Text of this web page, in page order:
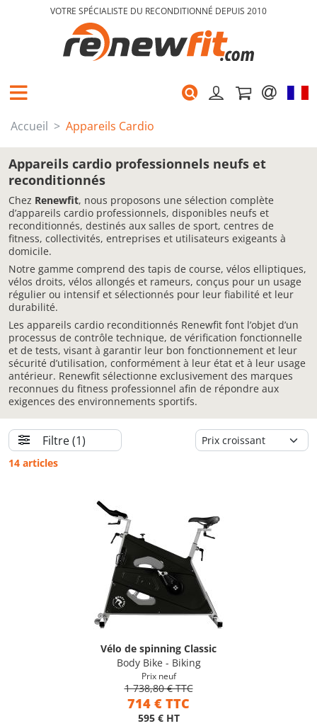
VOTRE SPÉCIALISTE DU RECONDITIONNÉ DEPUIS 2010
Accueil Appareils Cardio
Appareils cardio professionnels neufs et
reconditionnés
Chez Renewfit, nous proposons une sélection complète
d’appareils cardio professionnels, disponibles neufs et
reconditionnés, destinés aux salles de sport, centres de
fitness, collectivités, entreprises et utilisateurs exigeants à
domicile.
Notre gamme comprend des tapis de course, vélos elliptiques,
vélos droits, vélos allongés et rameurs, conçus pour un usage
régulier ou intensif et sélectionnés pour leur fiabilité et leur
durabilité.
Les appareils cardio reconditionnés Renewfit font l’objet d’un
processus de contrôle technique, de vérification fonctionnelle
et de tests, visant à garantir leur bon fonctionnement et leur
sécurité d’utilisation, conformément à leur état et à leur usage
antérieur. Renewfit sélectionne exclusivement des marques
reconnues du fitness professionnel afin de répondre aux
exigences des environnements sportifs.
Filtre(1)
14 articles
Vélo de spinning Classic
Body Bike - Biking
Prix neuf
1 738,80 € TTC
714 € TTC
595 € HT